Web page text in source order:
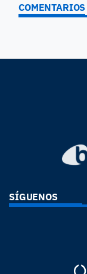
COMENTARIOS
SÍGUENOS